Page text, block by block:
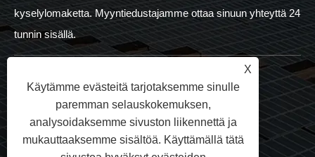
kyselylomaketta. Myyntiedustajamme ottaa sinuun yhteyttä 24
tunnin sisällä.
+86-592-7161176
+86-18060901778
X
Käytämme evästeitä tarjotaksemme sinulle
paremman selauskokemuksen,
analysoidaksemme sivuston liikennettä ja
mukauttaaksemme sisältöä. Käyttämällä tätä